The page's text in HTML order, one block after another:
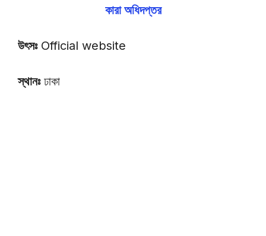
কারা অধিদপ্তর
উৎসঃOfficial website
স্থানঃঢাকা